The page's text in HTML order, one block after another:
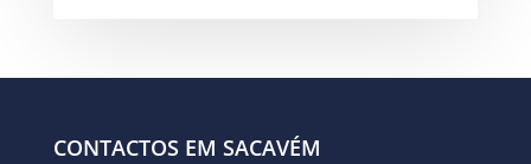
CONTACTOS EM SACAVÉM